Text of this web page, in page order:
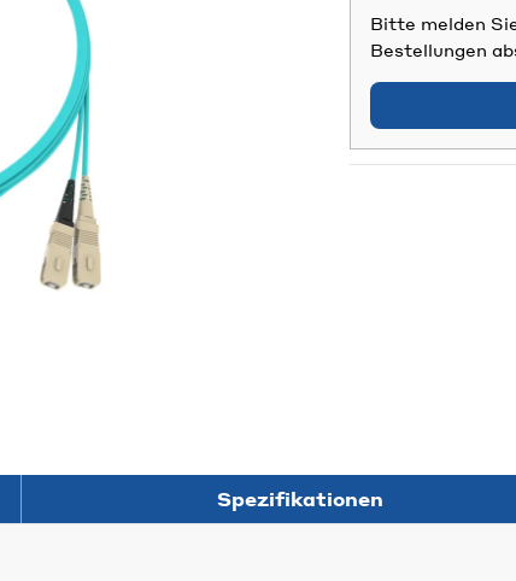
Bitte melden
Bestellungen
Spezifikationen